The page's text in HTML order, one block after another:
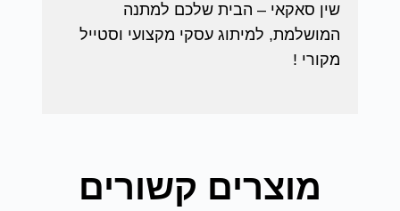
שין סאקאי – הבית שלכם למתנה
המושלמת, למיתוג עסקי מקצועי וסטייל
מקורי !
מוצרים קשורים